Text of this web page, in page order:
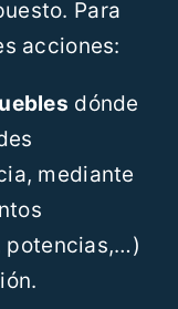
Para
acciones:
dónde
mediante
potencias,…)